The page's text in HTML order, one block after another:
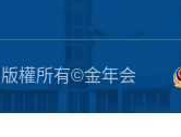
版權所有©金年会